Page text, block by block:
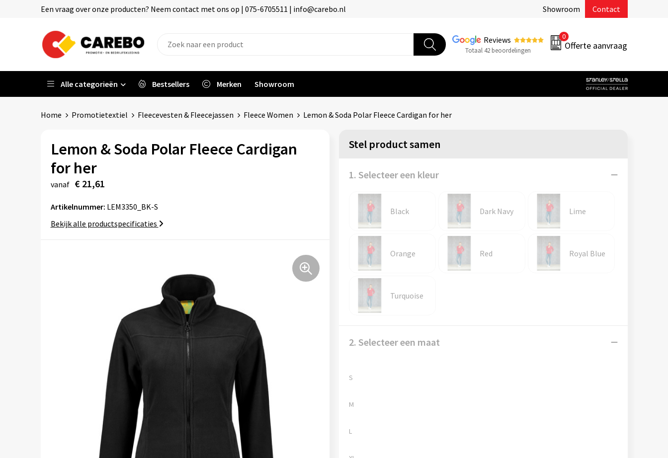
Een vraag over onze producten? Neem contact met ons op | 075-6705511 | info@carebo.nl Showroom Contact
Reviews
Totaal 42 beoordelingen
0
Offerte aanvraag
Alle categorieën Bestsellers Merken Showroom
Home Promotietextiel Fleecevesten & Fleecejassen Fleece Women Lemon & Soda Polar Fleece Cardigan for her
Lemon & Soda Polar Fleece Cardigan
for her
vanaf € 21,61
Artikelnummer: LEM3350_BK-S
Bekijk alle productspecificaties
Stel product samen
1. Selecteer een kleur
Black Dark Navy Lime
Orange Red Royal Blue
Turquoise
2. Selecteer een maat
S
M
L